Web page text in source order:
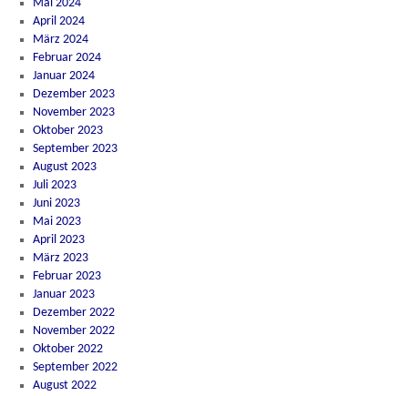
Mai 2024
April 2024
März 2024
Februar 2024
Januar 2024
Dezember 2023
November 2023
Oktober 2023
September 2023
August 2023
Juli 2023
Juni 2023
Mai 2023
April 2023
März 2023
Februar 2023
Januar 2023
Dezember 2022
November 2022
Oktober 2022
September 2022
August 2022